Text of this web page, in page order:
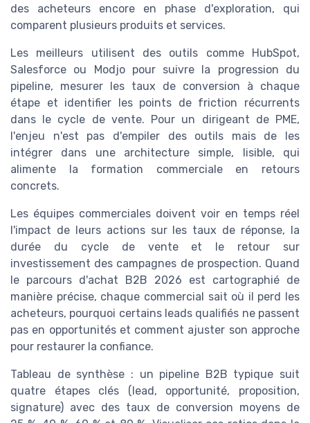
des acheteurs encore en phase d'exploration, qui
comparent plusieurs produits et services.
Les meilleurs utilisent des outils comme HubSpot,
Salesforce ou Modjo pour suivre la progression du
pipeline, mesurer les taux de conversion à chaque
étape et identifier les points de friction récurrents
dans le cycle de vente. Pour un dirigeant de PME,
l'enjeu n'est pas d'empiler des outils mais de les
intégrer dans une architecture simple, lisible, qui
alimente la formation commerciale en retours
concrets.
Les équipes commerciales doivent voir en temps réel
l'impact de leurs actions sur les taux de réponse, la
durée du cycle de vente et le retour sur
investissement des campagnes de prospection. Quand
le parcours d'achat B2B 2026 est cartographié de
manière précise, chaque commercial sait où il perd les
acheteurs, pourquoi certains leads qualifiés ne passent
pas en opportunités et comment ajuster son approche
pour restaurer la confiance.
Tableau de synthèse : un pipeline B2B typique suit
quatre étapes clés (lead, opportunité, proposition,
signature) avec des taux de conversion moyens de